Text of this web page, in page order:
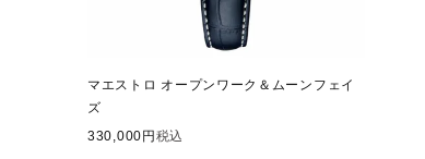
マエストロ オープンワーク＆ムーンフェイ
ズ
330,000
税込